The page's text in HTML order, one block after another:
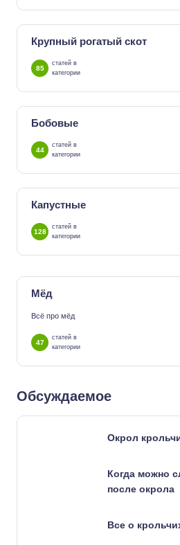
Крупный рогатый скот
85
статей в
категории
Бобовые
44
статей в
категории
Капустные
128
статей в
категории
Мёд
Всё про мёд
47
статей в
категории
Обсуждаемое
Окрол
Когда можно
после окрола
Все о